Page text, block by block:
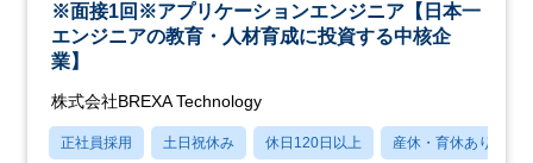
※面接1回※アプリケーションエンジニア【日本一
エンジニアの教育・人材育成に投資する中核企
業】
株式会社BREXA Technology
正社員採用 土日祝休み 休日120日以上 産休・育休あり